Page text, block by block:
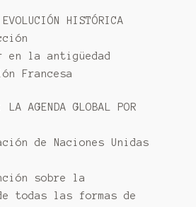
HISTÓRICA
en la antigüedad
Francesa
AGENDA GLOBAL POR
de Naciones Unidas
sobre la
todas las formas de